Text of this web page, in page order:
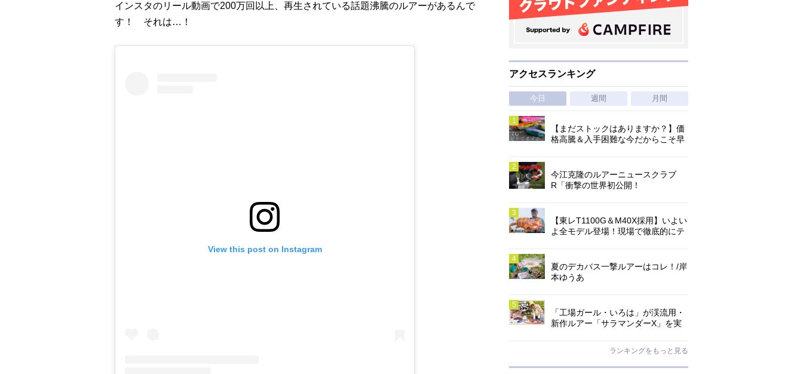
インスタのリール動画で200万回以上、再生されている話題沸騰のルアーがあるんで
す！ それは…！
View this post on Instagram
アクセスランキング
今日 週間 月間
【まだストックはありますか？】価
格高騰＆入手困難な今だからこそ早
今江克隆のルアーニュースクラブ
R「衝撃の世界初公開！
【東レT1100G＆M40X採用】いよい
よ全モデル登場！現場で徹底的にテ
夏のデカバス一撃ルアーはコレ！/岸
本ゆうあ
「工場ガール・いろは」が渓流用・
新作ルアー「サラマンダーX」を実
ランキングをもっと見る